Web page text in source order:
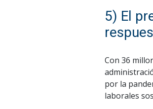
5) El
Con 36
por la
laborales